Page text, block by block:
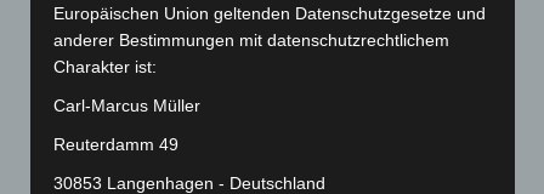
Oktober 2025 (112)
September 2025
August 2025(90)
Juli 2025(90)
Juni 2025 (103)
Europäischen Union geltenden Datenschutzgesetze und
anderer Bestimmungen mit datenschutzrechtlichem
Charakter ist:
Carl-Marcus Müller
Reuterdamm 49
30853 Langenhagen - Deutschland